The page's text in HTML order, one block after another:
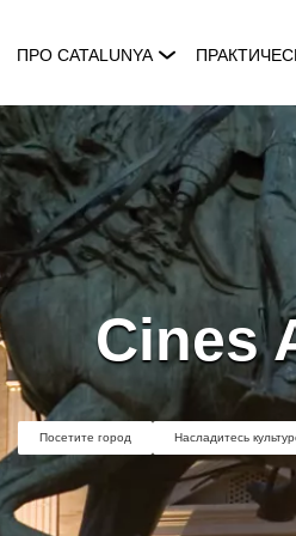
ПРО CATALUNYA
Cines
Посетите город Насладитесь